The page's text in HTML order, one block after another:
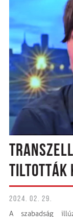
TILTOTTÁK
2024. 02. 29.
A szabadság